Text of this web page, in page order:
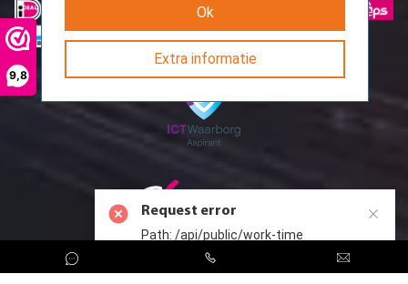
9,8
CreoServer © 2026 All rights reserved
Ok
Extra informatie
Request error
Path: /api/public/work-time